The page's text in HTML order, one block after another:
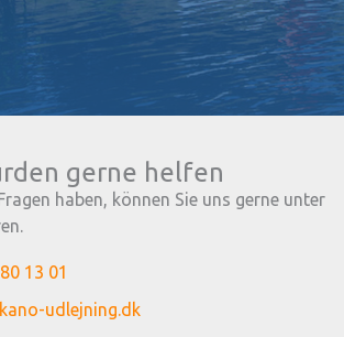
gerne helfen
haben, können Sie uns gerne unter
13 01
udlejning.dk